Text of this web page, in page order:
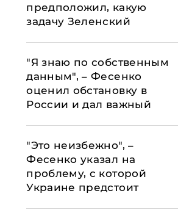
предположил, какую
задачу Зеленский
"Я знаю по собственным
данным", – Фесенко
оценил обстановку в
России и дал важный
"Это неизбежно", –
Фесенко указал на
проблему, с которой
Украине предстоит